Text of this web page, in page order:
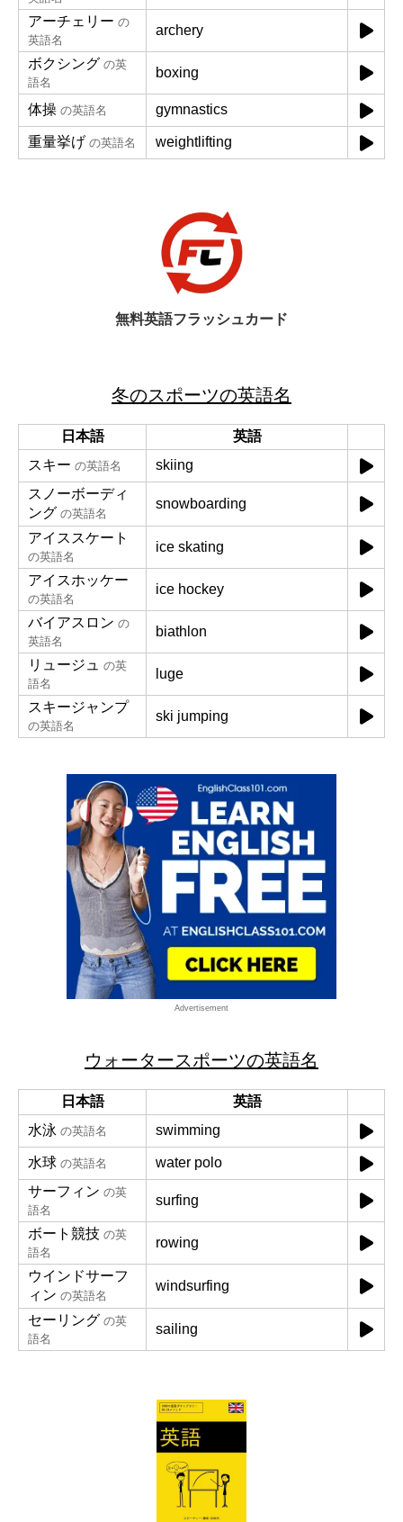
アーチェリー の
英語名
archery
ボクシング の英
語名
boxing
体操 の英語名 gymnastics
重量挙げ の英語名 weightlifting
無料英語フラッシュカード
冬のスポーツの英語名
日本語
英語
スキー の英語名
skiing
スノーボーディ
ング の英語名
snowboarding
アイススケート
の英語名
ice skating
アイスホッケー
の英語名
ice hockey
バイアスロン の
英語名
biathlon
リュージュ の英
語名
luge
スキージャンプ
の英語名
ski jumping
Advertisement
ウォータースポーツの英語名
日本語
英語
水泳 の英語名 swimming
水球 の英語名
water polo
サーフィン の英
語名
surfing
ボート競技 の英
語名
rowing
ウインドサーフ
ィン の英語名
windsurfing
セーリング の英
語名
sailing